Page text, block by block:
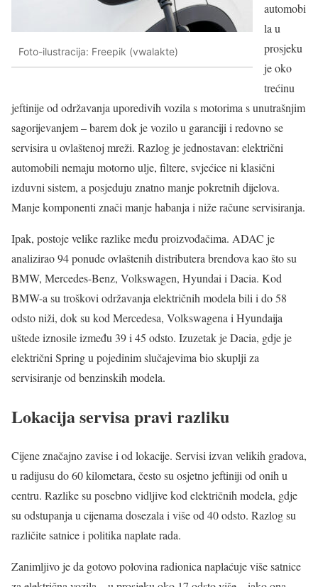
Foto-ilustracija: Freepik (vwalakte)
automobi
la u
prosjeku
je oko
trećinu
jeftinije od održavanja uporedivih vozila s motorima s unutrašnjim
sagorijevanjem – barem dok je vozilo u garanciji i redovno se
servisira u ovlaštenoj mreži. Razlog je jednostavan: električni
automobili nemaju motorno ulje, filtere, svjećice ni klasični
izduvni sistem, a posjeduju znatno manje pokretnih dijelova.
Manje komponenti znači manje habanja i niže račune servisiranja.
Ipak, postoje velike razlike među proizvođačima. ADAC je
analizirao 94 ponude ovlaštenih distributera brendova kao što su
BMW, Mercedes-Benz, Volkswagen, Hyundai i Dacia. Kod
BMW-a su troškovi održavanja električnih modela bili i do 58
odsto niži, dok su kod Mercedesa, Volkswagena i Hyundaija
uštede iznosile između 39 i 45 odsto. Izuzetak je Dacia, gdje je
električni Spring u pojedinim slučajevima bio skuplji za
servisiranje od benzinskih modela.
Lokacija servisa pravi razliku
Cijene značajno zavise i od lokacije. Servisi izvan velikih gradova,
u radijusu do 60 kilometara, često su osjetno jeftiniji od onih u
centru. Razlike su posebno vidljive kod električnih modela, gdje
su odstupanja u cijenama dosezala i više od 40 odsto. Razlog su
različite satnice i politika naplate rada.
Zanimljivo je da gotovo polovina radionica naplaćuje više satnice